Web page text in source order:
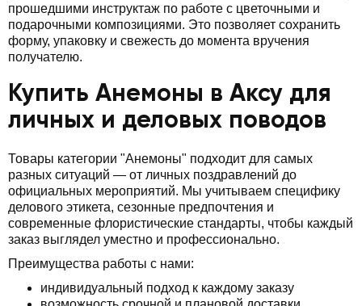
прошедшими инструктаж по работе с цветочными и
подарочными композициями. Это позволяет сохранить
форму, упаковку и свежесть до момента вручения
получателю.
Купить Анемоны в Аксу для
личных и деловых поводов
Товары категории "Анемоны" подходит для самых
разных ситуаций — от личных поздравлений до
официальных мероприятий. Мы учитываем специфику
делового этикета, сезонные предпочтения и
современные флористические стандарты, чтобы каждый
заказ выглядел уместно и профессионально.
Преимущества работы с нами:
индивидуальный подход к каждому заказу